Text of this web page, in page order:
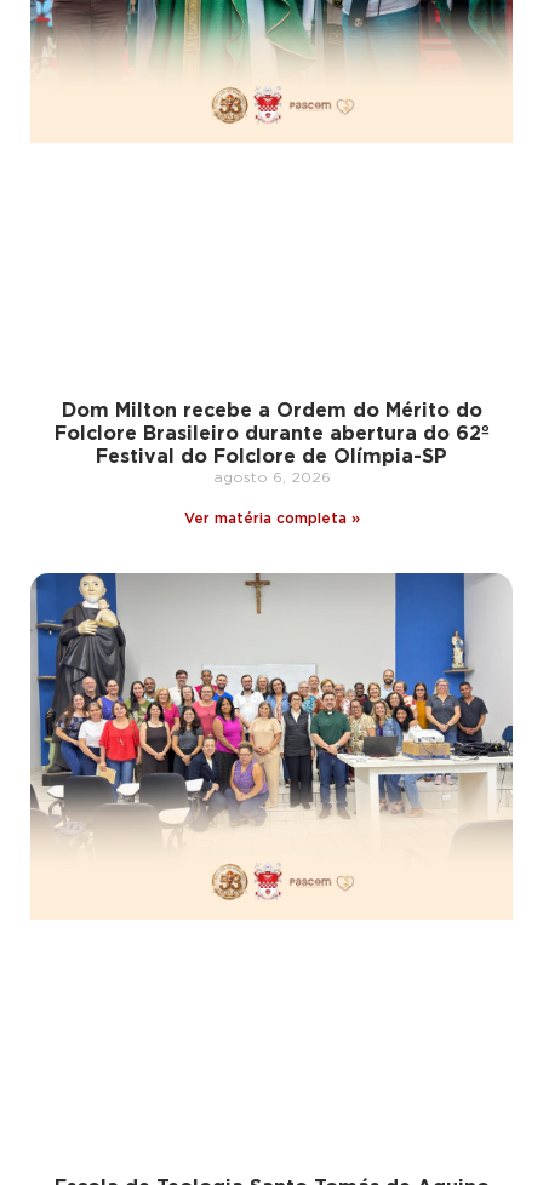
Dom Milton recebe a Ordem do Mérito do
Folclore Brasileiro durante abertura do 62º
Festival do Folclore de Olímpia-SP
agosto 6, 2026
Ver matéria completa »